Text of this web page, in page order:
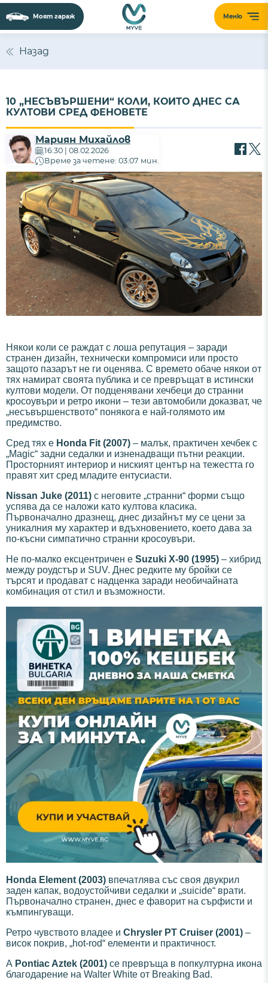
Меню
Моят гараж
Назад
10 „НЕСЪВЪРШЕНИ“ КОЛИ, КОИТО ДНЕС СА
КУЛТОВИ СРЕД ФЕНОВЕТЕ
Мариян Михайлов
16:30 | 08.02.2026
Време за четене: 03:07 мин.
Някои коли се раждат с лоша репутация – заради
странен дизайн, технически компромиси или просто
защото пазарът не ги оценява. С времето обаче някои от
тях намират своята публика и се превръщат в истински
култови модели. От подценявани хечбеци до странни
кросоувъри и ретро икони – тези автомобили доказват, че
„несъвършенството“ понякога е най-голямото им
предимство.
Сред тях е Honda Fit (2007) – малък, практичен хечбек с
„Magic“ задни седалки и изненадващи пътни реакции.
Просторният интериор и ниският център на тежестта го
правят хит сред младите ентусиасти.
Nissan Juke (2011) с неговите „странни“ форми също
успява да се наложи като култова класика.
Първоначално дразнещ, днес дизайнът му се цени за
уникалния му характер и вдъхновението, което дава за
по-късни симпатично странни кросоувъри.
Не по-малко ексцентричен е Suzuki X-90 (1995) – хибрид
между роудстър и SUV. Днес редките му бройки се
търсят и продават с надценка заради необичайната
комбинация от стил и възможности.
Honda Element (2003) впечатлява със своя двукрил
заден капак, водоустойчиви седалки и „suicide“ врати.
Първоначално странен, днес е фаворит на сърфисти и
къмпингуващи.
Ретро чувството владее и Chrysler PT Cruiser (2001) –
висок покрив, „hot-rod“ елементи и практичност.
А Pontiac Aztek (2001) се превръща в попкултурна икона
благодарение на Walter White от Breaking Bad.